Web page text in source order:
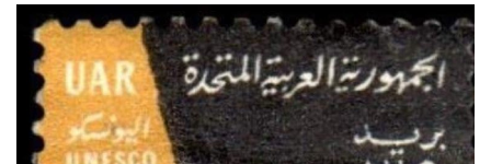
منتدى ناصر الدولي
حركة ناصر الشبابية
مصر